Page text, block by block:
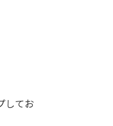
してお